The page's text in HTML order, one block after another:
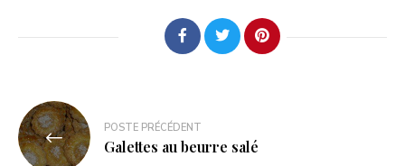
POSTE PRÉCÉDENT
Galettes au beurre salé